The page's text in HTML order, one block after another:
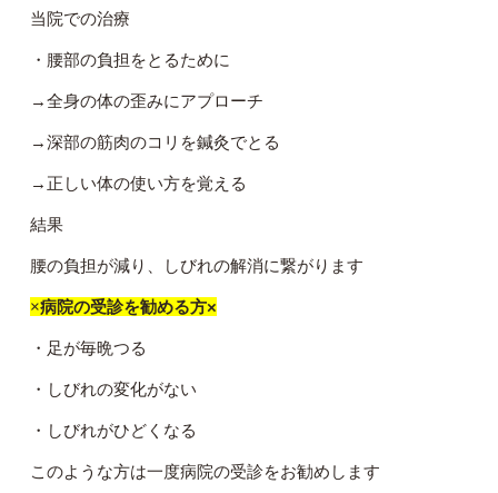
当院での治療
・腰部の負担をとるために
→全身の体の歪みにアプローチ
→深部の筋肉のコリを鍼灸でとる
→正しい体の使い方を覚える
結果
腰の負担が減り、しびれの解消に繋がります
×病院の受診を勧める方×
・足が毎晩つる
・しびれの変化がない
・しびれがひどくなる
このような方は一度病院の受診をお勧めします